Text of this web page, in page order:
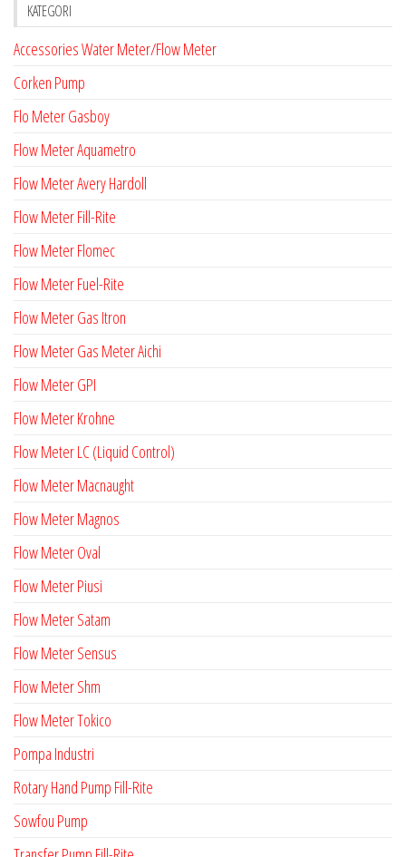
KATEGORI
Accessories Water Meter/Flow Meter
Corken Pump
Flo Meter Gasboy
Flow Meter Aquametro
Flow Meter Avery Hardoll
Flow Meter Fill-Rite
Flow Meter Flomec
Flow Meter Fuel-Rite
Flow Meter Gas Itron
Flow Meter Gas Meter Aichi
Flow Meter GPI
Flow Meter Krohne
Flow Meter LC (Liquid Control)
Flow Meter Macnaught
Flow Meter Magnos
Flow Meter Oval
Flow Meter Piusi
Flow Meter Satam
Flow Meter Sensus
Flow Meter Shm
Flow Meter Tokico
Pompa Industri
Rotary Hand Pump Fill-Rite
Sowfou Pump